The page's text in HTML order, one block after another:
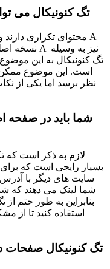
تگ کنونیکال می
تگ کنونیکال به این
نظر برسد اما یکی از
شما باید در صفحه
لازم به ذکر است
بسیار رایجی است که
سایت های دیگر با
شما لینک می دهند که
بنابراین به طور حتم
استفاده کنید تا از
تگ کنونیکال صفحات